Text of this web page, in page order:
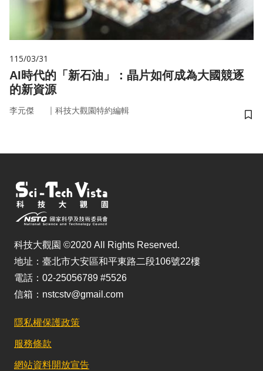
115/03/31
AI時代的「新石油」：晶片如何成為大國競逐
的新資源
李元傑 ｜ 科技大觀園特約編輯
儲
科技大觀園 ©2020 All Rights Reserved.
地址：臺北市大安區和平東路二段106號22樓
電話：02-25056789 #5526
信箱：nstcstv@gmail.com
隱私權保護政策
服務條款
網站資料開放宣告